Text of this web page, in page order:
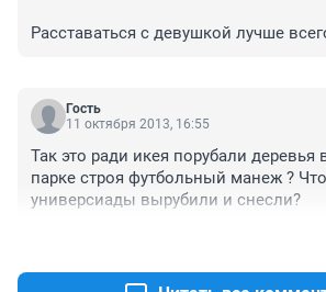
Расставаться с девушкой лучше
посуды и всегда можно спрятаться
ребенка :))))
Гость
11 октября 2013, 16:55
Так это ради икея порубали деревья
парке строя футбольный манеж ?
универсиады вырубили и снесли?